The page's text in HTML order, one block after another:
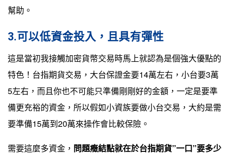
幫助。
3.可以低資金投入，且具有彈性
這是當初我接觸加密貨幣交易時馬上就認為是個強大優點的
特色！台指期貨交易，大台保證金要14萬左右，小台要3萬
5左右，而且你也不可能只準備剛剛好的金額，一定是要準
備更充裕的資金，所以假如小資族要做小台交易，大約是需
要準備15萬到20萬來操作會比較保險。
需要這麼多資金， 問題癥結點就在於台指期貨”一口”要多少